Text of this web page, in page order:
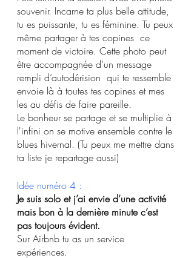
souvenir. Incarne ta plus belle attitude,
tu es puissante, tu es féminine. Tu peux
même partager à tes copines  ce
moment de victoire. Cette photo peut
être accompagnée d’un message
rempli d’autodérision  qui te ressemble
envoie là à toutes tes copines et mes
les au défis de faire pareille.
Le bonheur se partage et se multiplie à
l'infini on se motive ensemble contre le
blues hivernal. (Tu peux me mettre dans
ta liste je repartage aussi)
Idée numéro 4 :
Je suis solo et j’ai envie d’une activité
mais bon à la dernière minute c’est
pas toujours évident.
Sur Airbnb tu as un service
expériences.